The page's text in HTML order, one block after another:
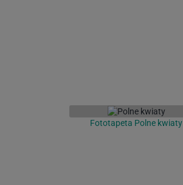
Fototapeta Polne kwiaty